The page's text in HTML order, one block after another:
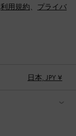
利用規約、 プライバ
日本, JPY ¥